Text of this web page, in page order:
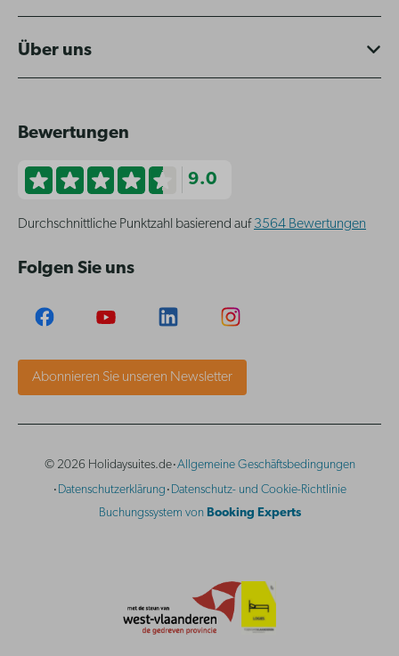
Über uns
Bewertungen
9.0
Durchschnittliche Punktzahl basierend auf 3564 Bewertungen
Folgen Sie uns
Abonnieren Sie unseren Newsletter
© 2026 Holidaysuites.de·Allgemeine Geschäftsbedingungen
· Datenschutzerklärung · Datenschutz- und Cookie-Richtlinie
Buchungssystem von Booking Experts